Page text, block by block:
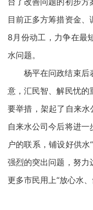
目前正多方筹措资金
8月份动工，力争在最
水问题。
杨平在问政结束后
意，汇民智、解民忧的
要举措，架起了自来水
自来水公司今后将进
户的联系，铺设好供
强烈的突出问题，努力
更多市民用上“放心水、